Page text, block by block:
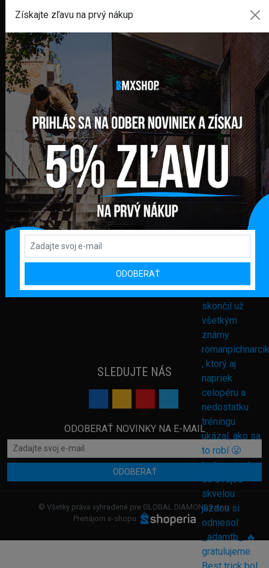
info@bmxshop.sk
Podporujeme online platby
DÔLEŽITÉ ODKAZY
PRIHLÁSENIE
REGISTRÁCIA
DODANIE TOVARU A PLATBA
VRÁTENIE TOVARU A REKLAMÁCIA
OCHRANA OSOBNÝCH ÚDAJOV
OBCHODNÉ PODMIENKY
KONTAKT
PREDAJŇA / SHOWROOM
Kpt. Nálepku 450, 082 71 Lipany
SLEDUJTE NÁS
ODOBERAŤ NOVINKY NA E-MAIL
ODOBERAŤ
© Všetky práva vyhradené pre GLOBAL DIAMONDS s.r.o.
Prenájom e-shopu
Získajte zľavu na prvý nákup
ODOBERAŤ